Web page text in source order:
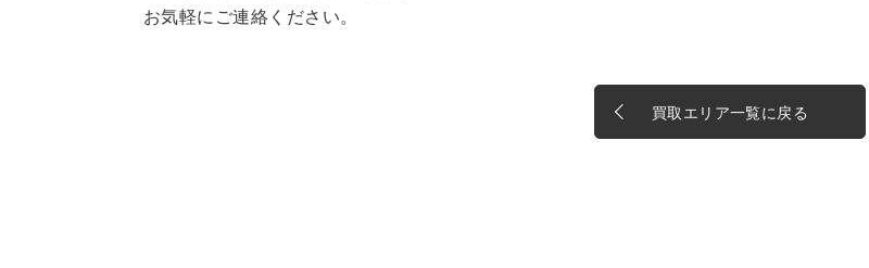
お気軽にご連絡ください。
買取エリア一覧に戻る